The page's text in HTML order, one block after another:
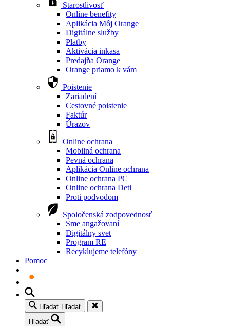
Starostlivosť
Online benefity
Aplikácia Môj Orange
Digitálne služby
Platby
Aktivácia inkasa
Predajňa Orange
Orange priamo k vám
Poistenie
Zariadení
Cestovné poistenie
Faktúr
Úrazov
Online ochrana
Mobilná ochrana
Pevná ochrana
Aplikácia Online ochrana
Online ochrana PC
Online ochrana Deti
Proti podvodom
Spoločenská zodpovednosť
Sme angažovaní
Digitálny svet
Program RE
Recyklujeme telefóny
Pomoc
Hľadať Hľadať
Hľadať